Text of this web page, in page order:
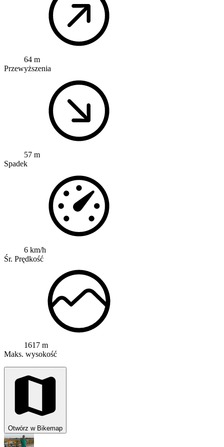
64 m
Przewyższenia
57 m
Spadek
6 km/h
Śr. Prędkość
1617 m
Maks. wysokość
Otwórz w Bikemap